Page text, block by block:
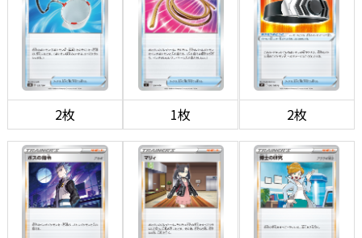
2枚 1枚 2枚